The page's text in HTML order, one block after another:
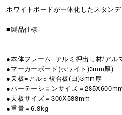
ホワイトボードが一体化したスタン
■製品仕様
●本体フレーム=アルミ押出し材/アル
●マーカーボード(ホワイト)3mm厚)
●天板=アルミ複合板(白)3mm厚
●パーテーションサイズ＝285X600mm
●天板サイズ＝300X588mm
●重量＝6.8kg